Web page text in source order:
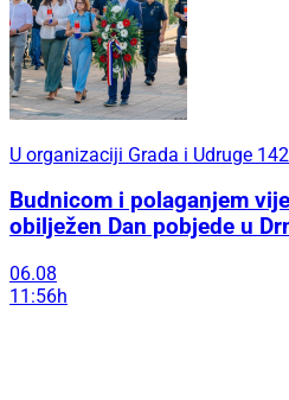
U organizaciji Grada i Udruge
Budnicom i polaganjem
obilježen Dan pobjede u
06.08
11:56h